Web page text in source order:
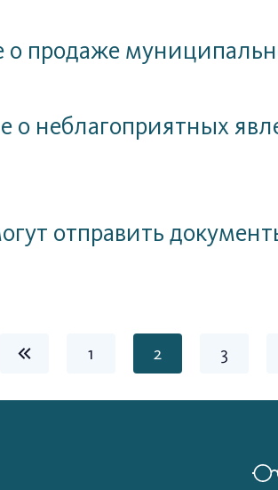
продаже
о неблагоприятных
отправить
1 2 3